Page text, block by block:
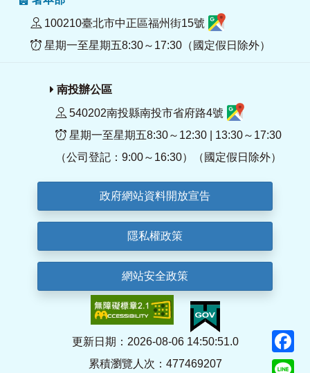
100210臺北市中正區福州街15號
星期一至星期五8:30～17:30（國定假日除外）
南投辦公區
540202南投縣南投市省府路4號
星期一至星期五8:30～12:30 | 13:30～17:30
（公司登記：9:00～16:30）（國定假日除外）
政府網站資料開放宣告
隱私權政策
網站安全政策
更新日期：2026-08-06 14:50:51.0
累積瀏覽人次：477469207